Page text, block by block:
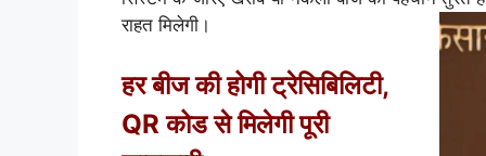
राहत मिलेगी।
हर बीज की होगी ट्रेसिबिलिटी,
QR कोड से मिलेगी पूरी